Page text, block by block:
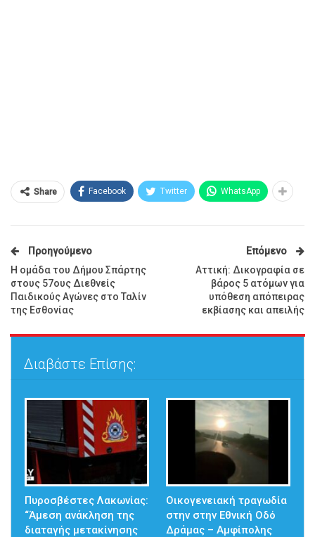
Share Facebook Twitter WhatsApp
Προηγούμενο
Η ομάδα του Δήμου Σπάρτης
στους 57ους Διεθνείς
Παιδικούς Αγώνες στο Ταλίν
της Εσθονίας
Επόμενο
Αττική: Δικογραφία σε
βάρος 5 ατόμων για
υπόθεση απόπειρας
εκβίασης και απειλής
Διαβάστε Επίσης:
Πυροσβέστες Λακωνίας:
“Άμεση ανάκληση της
διαταγής μετακίνησης
Οικογενειακή τραγωδία
στην στην Εθνική Οδό
Δράμας – Αμφίπολης